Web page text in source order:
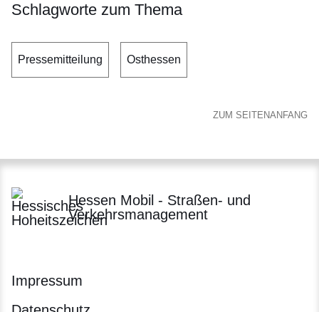
Schlagworte zum Thema
Pressemitteilung Osthessen
ZUM SEITENANFANG
Hessen Mobil - Straßen- und
Verkehrsmanagement
Impressum